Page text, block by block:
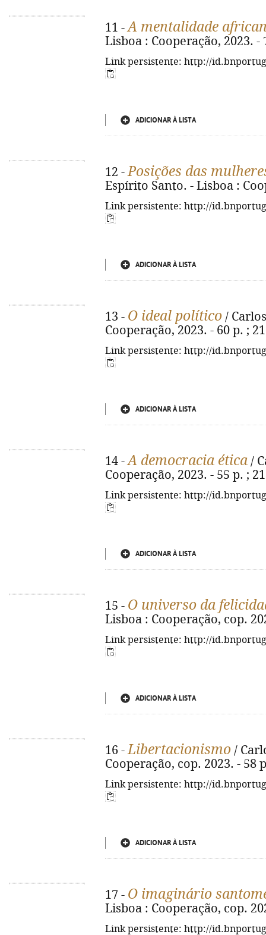
11 -A mentalidade
Lisboa : Cooperação, 2023. -
Link persistente: http://
ADICIONAR À LISTA
12 -Posições das
Espírito Santo. - Lisboa :
Link persistente: http://
ADICIONAR À LISTA
13 - O ideal político /
Cooperação, 2023. - 60 p. ;
Link persistente: http://
ADICIONAR À LISTA
14 -A democracia ética /
Cooperação, 2023. - 55 p. ;
Link persistente: http://
ADICIONAR À LISTA
15 - O universo da
Lisboa : Cooperação, cop.
Link persistente: http://
ADICIONAR À LISTA
16 -Libertacionismo /
Cooperação, cop. 2023. - 58
Link persistente: http://
ADICIONAR À LISTA
17 - O imaginário
Lisboa : Cooperação, cop.
Link persistente: http://